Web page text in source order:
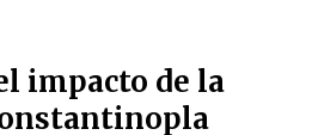
impacto de la